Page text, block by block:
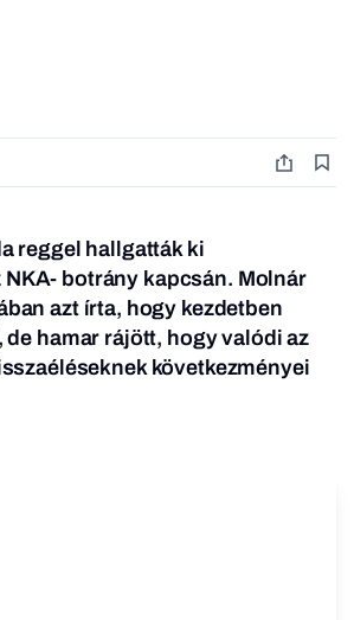
reggel hallgatták ki
NKA- botrány kapcsán. Molnár
azt írta, hogy kezdetben
de hamar rájött, hogy valódi az
következményei